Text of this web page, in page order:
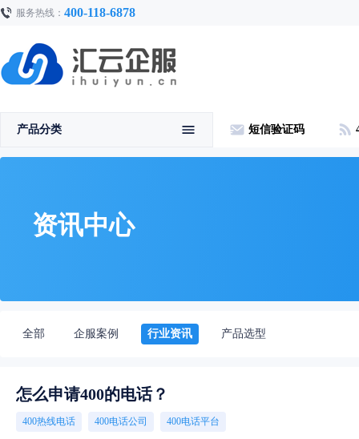
服务热线： 400-118-6878
产品分类 短信验证码
资讯中心
全部 企服案例 行业资讯 产品选型
怎么申请400的电话？
400热线电话 400电话公司 400电话平台